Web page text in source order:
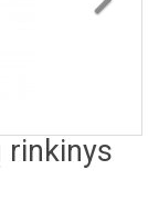
rinkinys